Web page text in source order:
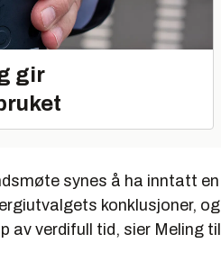
gir
synes å ha inntatt en
konklusjoner, og
av verdifull tid, sier Meling til